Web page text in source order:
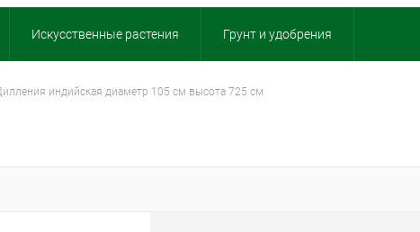
Искусственные растения Грунт и удобрения
дилления индийская диаметр 105 см высота 725 см